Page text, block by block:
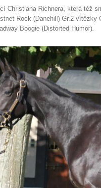
Christiana Richnera, která též
Rock (Danehill) Gr.2
Boogie (Distorted Humor).